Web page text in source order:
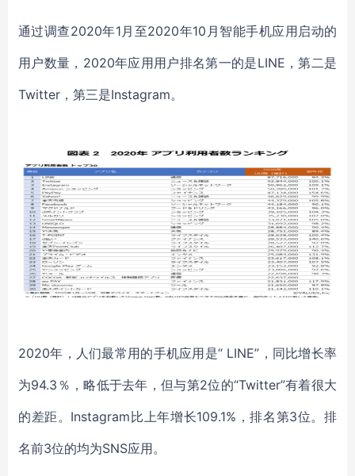
通过调查2020年1月至2020年10月智能手机应用启动的
用户数量，2020年应用用户排名第一的是LINE，第二是
Twitter，第三是Instagram。
2020年，人们最常用的手机应用是“ LINE”，同比增长率
为94.3％，略低于去年，但与第2位的“Twitter”有着很大
的差距。Instagram比上年增长109.1%，排名第3位。排
名前3位的均为SNS应用。